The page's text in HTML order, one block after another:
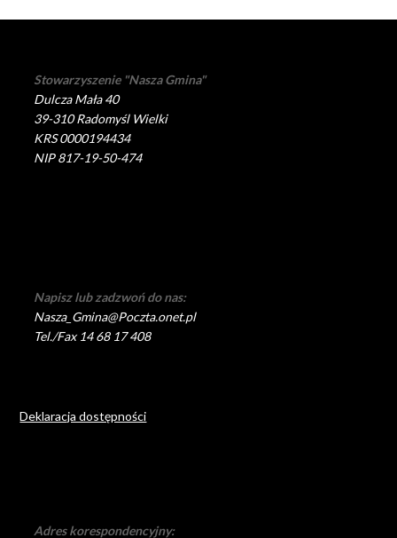
Stowarzyszenie "Nasza Gmina"
Dulcza Mała 40
39-310 Radomyśl Wielki
KRS 0000194434
NIP 817-19-50-474
Napisz lub zadzwoń do nas:
Nasza_Gmina@Poczta.onet.pl
Tel./Fax 14 68 17 408
Deklaracja dostępności
Adres korespondencyjny: